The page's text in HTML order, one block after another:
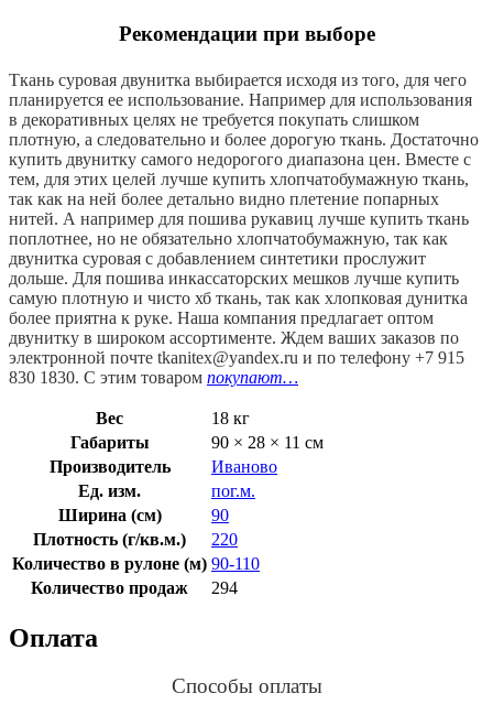
Рекомендации при выборе
Ткань суровая двунитка выбирается исходя из того, для чего
планируется ее использование. Например для использования
в декоративных целях не требуется покупать слишком
плотную, а следовательно и более дорогую ткань. Достаточно
купить двунитку самого недорогого диапазона цен. Вместе с
тем, для этих целей лучше купить хлопчатобумажную ткань,
так как на ней более детально видно плетение попарных
нитей. А например для пошива рукавиц лучше купить ткань
поплотнее, но не обязательно хлопчатобумажную, так как
двунитка суровая с добавлением синтетики прослужит
дольше. Для пошива инкассаторских мешков лучше купить
самую плотную и чисто хб ткань, так как хлопковая дунитка
более приятна к руке. Наша компания предлагает оптом
двунитку в широком ассортименте. Ждем ваших заказов по
электронной почте tkanitex@yandex.ru и по телефону +7 915
830 1830. С этим товаром покупают…
Вес
18 кг
Габариты
90 × 28 × 11 см
Производитель
Иваново
Ед. изм.
пог.м.
Ширина (см)
90
Плотность (г/кв.м.)
220
Количество в рулоне (м) 90-110
Количество продаж
294
Оплата
Способы оплаты